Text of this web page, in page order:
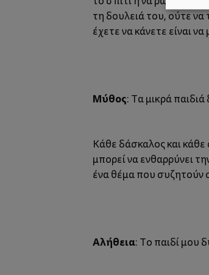
τη δουλειά του, ούτε να
έχετε να κάνετε είναι
Μύθος: Τα μικρά
Κάθε δάσκαλος και
μπορεί να ενθαρρύνει
ένα θέμα που συζητούν
Αλήθεια: Το παιδί μου